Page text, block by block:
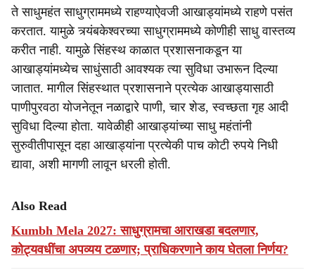
ते साधुमहंत साधुग्राममध्ये राहण्याऐवजी आखाड्यांमध्ये राहणे पसंत
करतात. यामुळे त्र्यंबकेश्वरच्या साधुग्राममध्ये कोणीही साधु वास्तव्य
करीत नाही. यामुळे सिंहस्थ काळात प्रशासनाकडून या
आखाड्यांमध्येच साधुंसाठी आवश्यक त्या सुविधा उभारून दिल्या
जातात. मागील सिंहस्थात प्रशासनाने प्रत्येक आखाड्यासाठी
पाणीपुरवठा योजनेतून नळाद्वारे पाणी, चार शेड, स्वच्छता गृह आदी
सुविधा दिल्या होता. यावेळीही आखाड्यांच्या साधु महंतांनी
सुरुवीतीपासून दहा आखाड्यांना प्रत्येकी पाच कोटी रुपये निधी
द्यावा, अशी मागणी लावून धरली होती.
Also Read
Kumbh Mela 2027: साधुग्रामचा आराखडा बदलणार,
कोट्यवधींचा अपव्यय टळणार; प्राधिकरणाने काय घेतला निर्णय?